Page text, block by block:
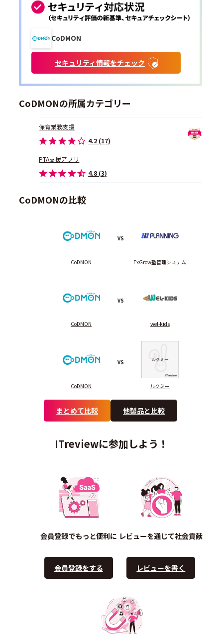
CoDMON
セキュリティ情報をチェック
CoDMONの所属カテゴリー
保育業務支援
4.2 (17)
PTA支援アプリ
4.8 (3)
CoDMONの比較
CoDMON
VS
ExGrow塾管理システム
CoDMON
VS
wel-kids
CoDMON
VS
ルクミー
まとめて比較 他製品と比較
ITreviewに参加しよう！
会員登録でもっと便利に
会員登録をする
レビューを通じて社会貢献
レビューを書く